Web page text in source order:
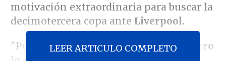
motivación extraordinaria para buscar la
decimotercera copa ante Liverpool.
"Pueden cambiar nombres del once
, pero
LEER ARTICULO COMPLETO